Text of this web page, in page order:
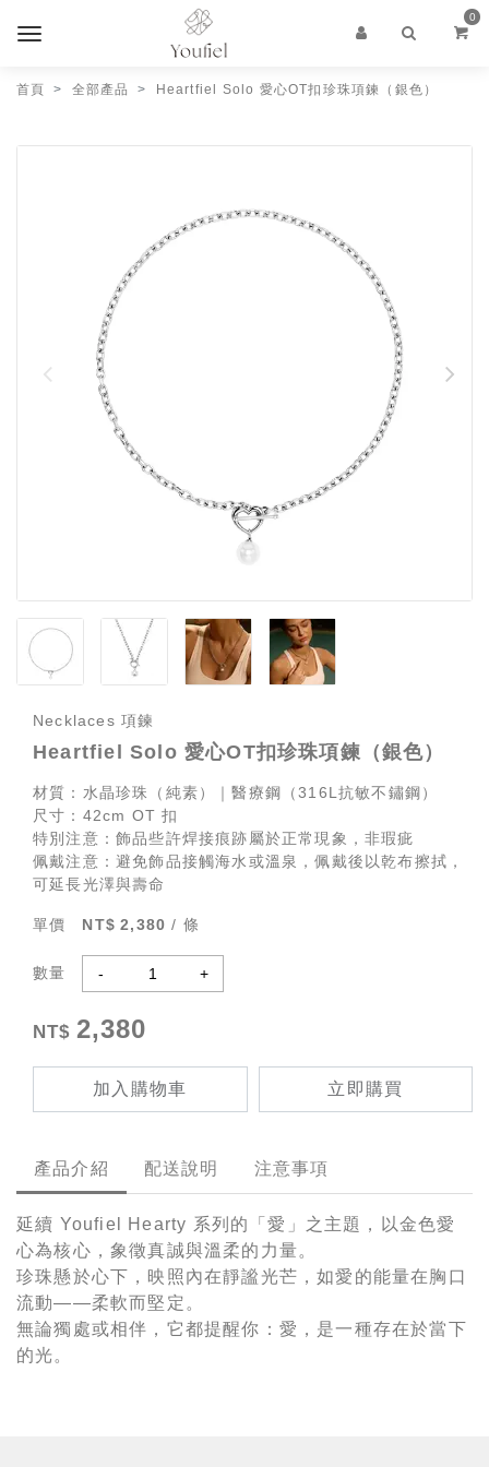
0
首頁 全部產品 Heartfiel Solo 愛心OT扣珍珠項鍊（銀色）
Necklaces 項鍊
Heartfiel Solo 愛心OT扣珍珠項鍊（銀色）
材質：水晶珍珠（純素）｜醫療鋼（316L抗敏不鏽鋼）
尺寸：42cm OT 扣
特別注意：飾品些許焊接痕跡屬於正常現象，非瑕疵
佩戴注意：避免飾品接觸海水或溫泉，佩戴後以乾布擦拭，
可延長光澤與壽命
單價 2,380 / 條
數量 - +
2,380
加入購物車 立即購買
產品介紹 配送說明 注意事項
延續 Youfiel Hearty 系列的「愛」之主題，以金色愛
心為核心，象徵真誠與溫柔的力量。
珍珠懸於心下，映照內在靜謐光芒，如愛的能量在胸口
流動——柔軟而堅定。
無論獨處或相伴，它都提醒你：愛，是一種存在於當下
的光。